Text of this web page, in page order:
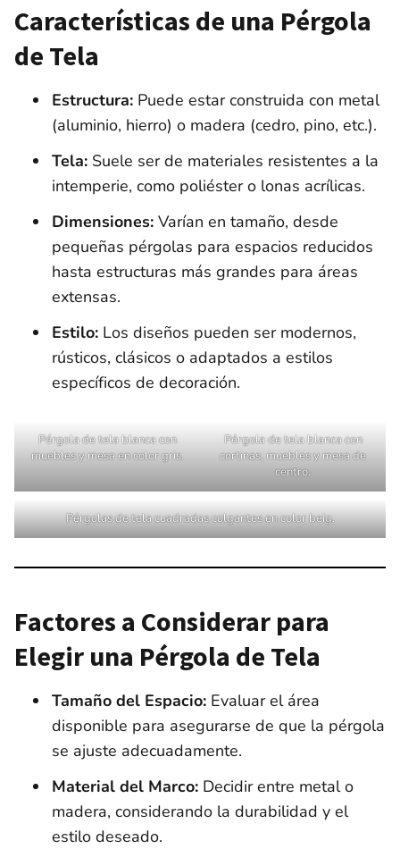
Características de una Pérgola
de Tela
Estructura: Puede estar construida con metal
(aluminio, hierro) o madera (cedro, pino, etc.).
Tela: Suele ser de materiales resistentes a la
intemperie, como poliéster o lonas acrílicas.
Dimensiones: Varían en tamaño, desde
pequeñas pérgolas para espacios reducidos
hasta estructuras más grandes para áreas
extensas.
Estilo: Los diseños pueden ser modernos,
rústicos, clásicos o adaptados a estilos
específicos de decoración.
Pérgola de tela blanca con
muebles y mesa en color gris.
Pérgola de tela blanca con
cortinas, muebles y mesa de
centro.
Pérgolas de tela cuadradas colgantes en color beig.
Factores a Considerar para
Elegir una Pérgola de Tela
Tamaño del Espacio: Evaluar el área
disponible para asegurarse de que la pérgola
se ajuste adecuadamente.
Material del Marco: Decidir entre metal o
madera, considerando la durabilidad y el
estilo deseado.